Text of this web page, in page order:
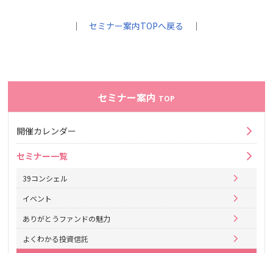
｜セミナー案内TOPへ戻る ｜
セミナー案内 TOP
開催カレンダー
セミナー一覧
39コンシェル
イベント
ありがとうファンドの魅力
よくわかる投資信託